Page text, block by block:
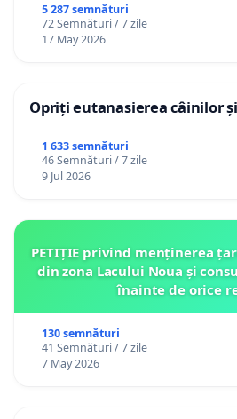
5 287 semnături
72 Semnături / 7 zile
17 May 2026
Opriți eutanasierea câinilor
1 633 semnături
46 Semnături / 7 zile
9 Jul 2026
PETIȚIE privind menținerea
din zona Lacului Noua și
înainte de orice
130 semnături
41 Semnături / 7 zile
7 May 2026